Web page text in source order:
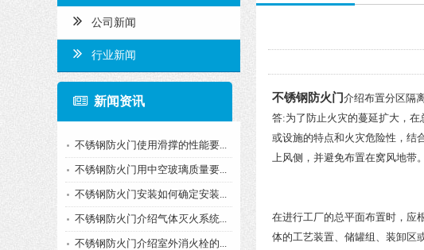
公司新闻
行业新闻
新闻资讯
不锈钢防火门使用滑撑的性能要...
不锈钢防火门用中空玻璃质量要...
不锈钢防火门安装如何确定安装...
不锈钢防火门介绍气体灭火系统...
不锈钢防火门介绍室外消火栓的...
不锈钢防火门介绍布置分区隔
答:为了防止火灾的蔓延扩大，
或设施的特点和火灾危险性，结
上风侧，并避免布置在窝风地带。
在进行工厂的总平面布置时，应
体的工艺装置、储罐组、装卸区